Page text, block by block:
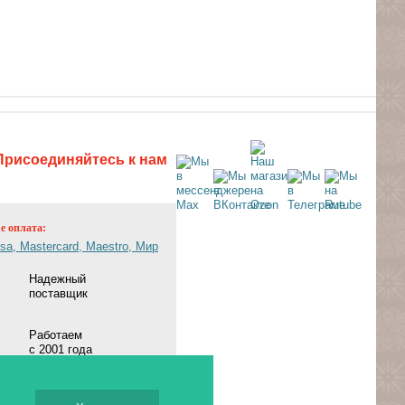
к нам
оплата:
Надежный
поставщик
Работаем
с 2001 года